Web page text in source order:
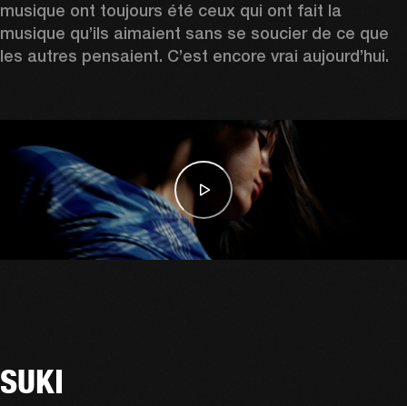
musique ont toujours été ceux qui ont fait la
musique qu’ils aimaient sans se soucier de ce que
les autres pensaient. C’est encore vrai aujourd’hui.
SUKI